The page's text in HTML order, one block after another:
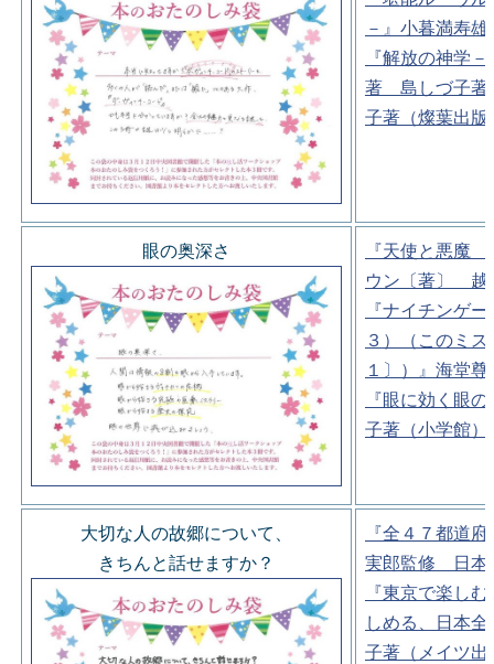
－』小暮満寿
『解放の神学
著 島しづ子
子著（燦葉出版
眼の奥深さ
『天使と悪魔
ウン〔著〕 越
『ナイチンゲ
３）（このミ
１〕）』海堂
『眼に効く眼
子著（小学館）
大切な人の故郷について、
きちんと話せますか？
『全４７都道
実郎監修 日本
『東京で楽し
しめる、日本
子著（メイツ出